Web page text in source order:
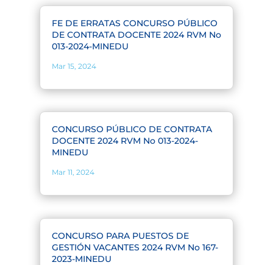
FE DE ERRATAS CONCURSO PÚBLICO
DE CONTRATA DOCENTE 2024 RVM No
013-2024-MINEDU
Mar 15, 2024
CONCURSO PÚBLICO DE CONTRATA
DOCENTE 2024 RVM No 013-2024-
MINEDU
Mar 11, 2024
CONCURSO PARA PUESTOS DE
GESTIÓN VACANTES 2024 RVM No 167-
2023-MINEDU